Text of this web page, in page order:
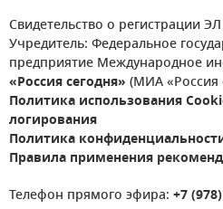
Свидетельство о регистрации
Учредитель: Федеральное
предприятие Международное
«Россия сегодня» (МИА «Россия
Политика использования
логирования
Политика
Правила применения
Телефон прямого эфира: +7